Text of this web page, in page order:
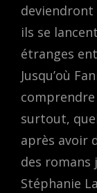
deviendront
ils se
étranges
Jusqu’où
comprendre
surtout,
après avoir
des romans
Stéphanie